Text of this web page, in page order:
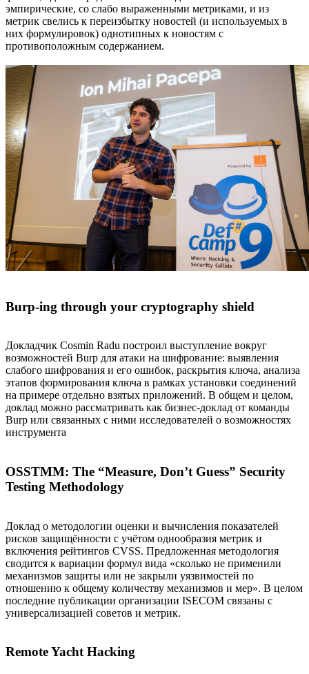
эмпирические, со слабо выраженными метриками, и из
метрик свелись к переизбытку новостей (и используемых в
них формулировок) однотипных к новостям с
противоположным содержанием.
Burp-ing through your cryptography shield
Докладчик Cosmin Radu построил выступление вокруг
возможностей Burp для атаки на шифрование: выявления
слабого шифрования и его ошибок, раскрытия ключа, анализа
этапов формирования ключа в рамках установки соединений
на примере отдельно взятых приложений. В общем и целом,
доклад можно рассматривать как бизнес-доклад от команды
Burp или связанных с ними исследователей о возможностях
инструмента
OSSTMM: The “Measure, Don’t Guess” Security
Testing Methodology
Доклад о методологии оценки и вычисления показателей
рисков защищённости с учётом однообразия метрик и
включения рейтингов CVSS. Предложенная методология
сводится к вариации формул вида «сколько не применили
механизмов защиты или не закрыли уязвимостей по
отношению к общему количеству механизмов и мер». В целом
последние публикации организации ISECOM связаны с
универсализацией советов и метрик.
Remote Yacht Hacking